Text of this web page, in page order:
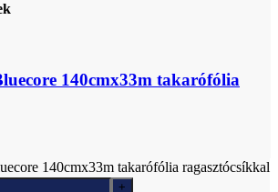
140cmx33m takarófólia
140cmx33m takarófólia ragasztócsíkkal